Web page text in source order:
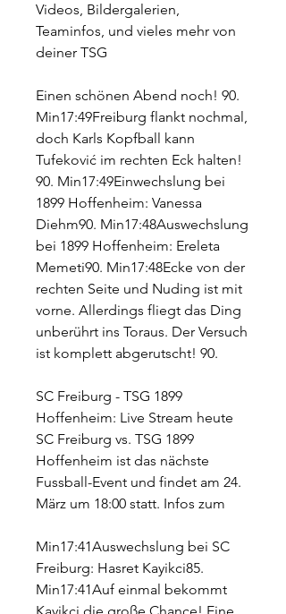
Videos, Bildergalerien,
Teaminfos, und vieles mehr von
deiner TSG
Einen schönen Abend noch! 90.
Min17:49Freiburg flankt nochmal,
doch Karls Kopfball kann
Tufeković im rechten Eck halten!
90. Min17:49Einwechslung bei
1899 Hoffenheim: Vanessa
Diehm90. Min17:48Auswechslung
bei 1899 Hoffenheim: Ereleta
Memeti90. Min17:48Ecke von der
rechten Seite und Nuding ist mit
vorne. Allerdings fliegt das Ding
unberührt ins Toraus. Der Versuch
ist komplett abgerutscht! 90.
SC Freiburg - TSG 1899
Hoffenheim: Live Stream heute
SC Freiburg vs. TSG 1899
Hoffenheim ist das nächste
Fussball-Event und findet am 24.
März um 18:00 statt. Infos zum
Min17:41Auswechslung bei SC
Freiburg: Hasret Kayikci85.
Min17:41Auf einmal bekommt